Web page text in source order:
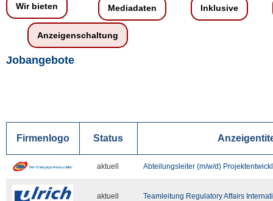
Wir bieten Mediadaten Inklusive
Anzeigenschaltung
Jobangebote
Firmenlogo Status
aktuell Abteilungsleiter (m/w/d)
aktuell Teamleitung Regulatory Affairs